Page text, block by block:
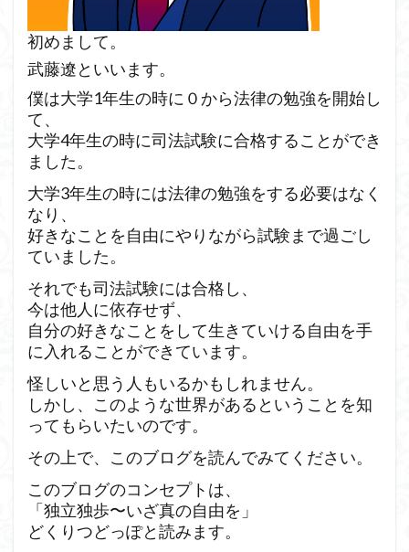
初めまして。
武藤遼といいます。
僕は大学1年生の時に０から法律の勉強を開始し
て、
大学4年生の時に司法試験に合格することができ
ました。
大学3年生の時には法律の勉強をする必要はなく
なり、
好きなことを自由にやりながら試験まで過ごし
ていました。
それでも司法試験には合格し、
今は他人に依存せず、
自分の好きなことをして生きていける自由を手
に入れることができています。
怪しいと思う人もいるかもしれません。
しかし、このような世界があるということを知
ってもらいたいのです。
その上で、このブログを読んでみてください。
このブログのコンセプトは、
「独立独歩〜いざ真の自由を」
どくりつどっぽと読みます。